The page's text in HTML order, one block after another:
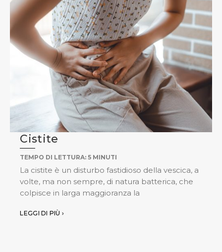
Cistite
TEMPO DI LETTURA: 5 MINUTI
La cistite è un disturbo fastidioso della vescica, a
volte, ma non sempre, di natura batterica, che
colpisce in larga maggioranza la
LEGGI DI PIÙ ›